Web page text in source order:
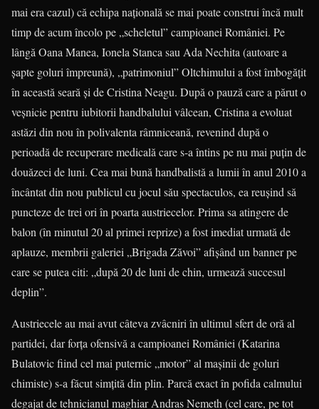
mai era cazul) că echipa naţională se mai poate construi încă mult
timp de acum încolo pe „scheletul” campioanei României. Pe
lângă Oana Manea, Ionela Stanca sau Ada Nechita (autoare a
şapte goluri împreună), „patrimoniul” Oltchimului a fost îmbogăţit
în această seară şi de Cristina Neagu. După o pauză care a părut o
veşnicie pentru iubitorii handbalului vâlcean, Cristina a evoluat
astăzi din nou în polivalenta râmniceană, revenind după o
perioadă de recuperare medicală care s-a întins pe nu mai puţin de
douăzeci de luni. Cea mai bună handbalistă a lumii în anul 2010 a
încântat din nou publicul cu jocul său spectaculos, ea reuşind să
puncteze de trei ori în poarta austriecelor. Prima sa atingere de
balon (în minutul 20 al primei reprize) a fost imediat urmată de
aplauze, membrii galeriei „Brigada Zăvoi” afişând un banner pe
care se putea citi: „după 20 de luni de chin, urmează succesul
deplin”.
Austriecele au mai avut câteva zvâcniri în ultimul sfert de oră al
partidei, dar forţa ofensivă a campioanei României (Katarina
Bulatovic fiind cel mai puternic „motor” al maşinii de goluri
chimiste) s-a făcut simţită din plin. Parcă exact în pofida calmului
degajat de tehnicianul maghiar Andras Nemeth (cel care, pe tot